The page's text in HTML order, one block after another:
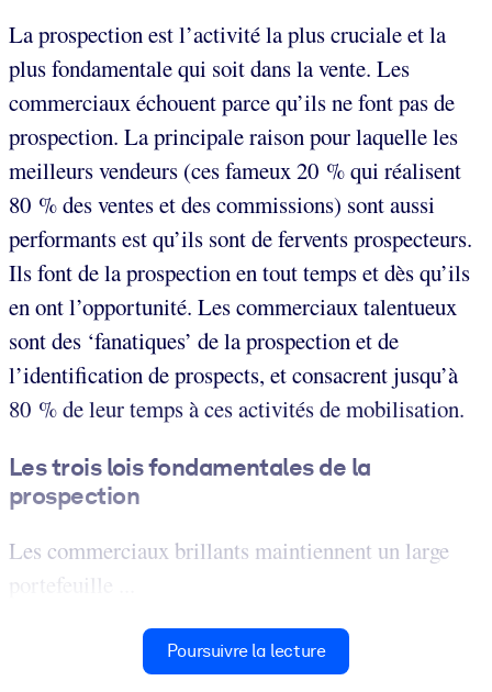
La prospection est l’activité la plus cruciale et la
plus fondamentale qui soit dans la vente. Les
commerciaux échouent parce qu’ils ne font pas de
prospection. La principale raison pour laquelle les
meilleurs vendeurs (ces fameux 20 % qui réalisent
80 % des ventes et des commissions) sont aussi
performants est qu’ils sont de fervents prospecteurs.
Ils font de la prospection en tout temps et dès qu’ils
en ont l’opportunité. Les commerciaux talentueux
sont des ‘fanatiques’ de la prospection et de
l’identification de prospects, et consacrent jusqu’à
80 % de leur temps à ces activités de mobilisation.
Les trois lois fondamentales de la
prospection
Les commerciaux brillants maintiennent un large
portefeuille ...
Poursuivre la lecture